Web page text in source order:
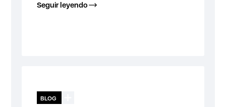
Seguir leyendo
BLOG